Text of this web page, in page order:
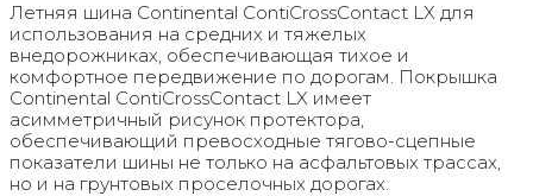
Летняя шина Continental ContiCrossContact LX для
использования на средних и тяжелых
внедорожниках, обеспечивающая тихое и
комфортное передвижение по дорогам. Покрышка
Continental ContiCrossContact LX имеет
асимметричный рисунок протектора,
обеспечивающий превосходные тягово-сцепные
показатели шины не только на асфальтовых трассах,
но и на грунтовых проселочных дорогах.